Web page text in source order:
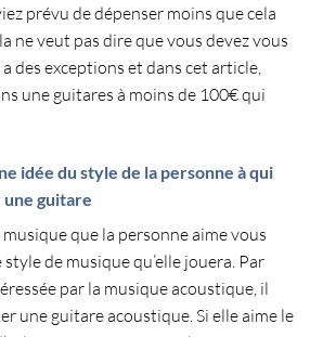
prévu de dépenser moins que cela
ne veut pas dire que vous devez vous
des exceptions et dans cet article,
une guitares à moins de 100€qui
idée du style de la personne à qui
guitare
que la personne aime vous
style de musiquequ’elle jouera. Par
par la musique acoustique , il
une guitare acoustique . Si elle aime le